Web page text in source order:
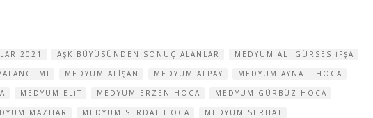
2021 AŞK BÜYÜSÜNDEN SONUÇ ALANLAR
MEDYUM ALI GÜRSES IFŞA
MI
MEDYUM ALIŞAN MEDYUM ALPAY
MEDYUM AYNALI HOCA
MEDYUM ELIT MEDYUM ERZEN HOCA
MEDYUM GÜRBÜZ HOCA
MAZHAR MEDYUM SERDAL HOCA
MEDYUM SERHAT